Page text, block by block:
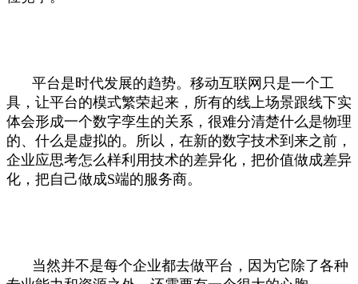
平台是时代发展的趋势。移动互联网只是一个工
具，让平台的模式繁荣起来，所有的线上场景跟线下实
体会形成一个数字孪生的关系，很难分清楚什么是物理
的、什么是虚拟的。所以，在新的数字技术到来之前，
企业应思考怎么样利用技术的差异化，把价值做成差异
化，把自己做成S端的服务商。
当然并不是每个企业都去做平台，因为它除了各种